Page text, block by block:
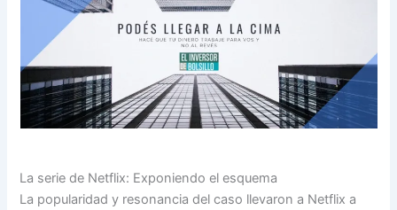
La serie de Netflix: Exponiendo el esquema
La popularidad y resonancia del caso llevaron a Netflix a